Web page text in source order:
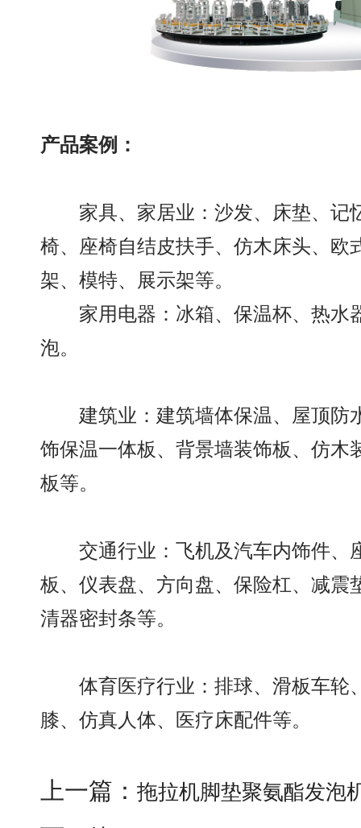
产品案例：
家具、家居业：沙发、床垫、记
椅、座椅自结皮扶手、仿木床头、欧
架、模特、展示架等。
家用电器：冰箱、保温杯、热水
泡。
建筑业：建筑墙体保温、屋顶防
饰保温一体板、背景墙装饰板、仿木
板等。
交通行业：飞机及汽车内饰件、
板、仪表盘、方向盘、保险杠、减震
清器密封条等。
体育医疗行业：排球、滑板车轮
膝、仿真人体、医疗床配件等。
上一篇： 拖拉机脚垫聚氨酯发泡